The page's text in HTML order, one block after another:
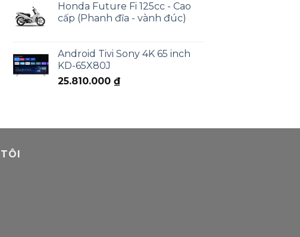
Honda Future Fi 125cc - Cao
cấp (Phanh đĩa - vành đúc)
Android Tivi Sony 4K 65 inch
KD-65X80J
25.810.000 ₫